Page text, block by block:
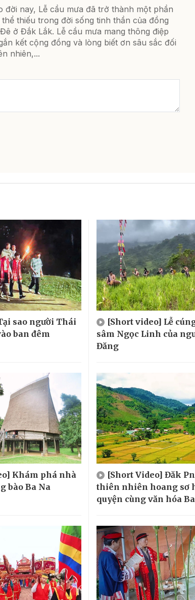
đời nay, Lễ cầu mưa đã trở thành một phần
thiếu trong đời sống tinh thần của đồng
ở Đắk Lắk. Lễ cầu mưa mang thông điệp
kết cộng đồng và lòng biết ơn sâu sắc đối
nhiên,...
sao người Thái
ban đêm
[Short video] Lễ
sâm Ngọc Linh của
Đăng
Khám phá nhà
bào Ba Na
[Short Video] Đăk
thiên nhiên hoang sơ
quyện cùng văn hóa